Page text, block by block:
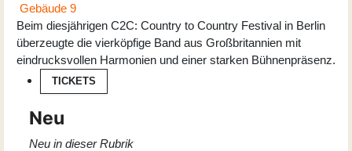
Gebäude 9
Beim diesjährigen C2C: Country to Country Festival in Berlin
überzeugte die vierköpfige Band aus Großbritannien mit
eindrucksvollen Harmonien und einer starken Bühnenpräsenz.
TICKETS
Neu
Neu in dieser Rubrik